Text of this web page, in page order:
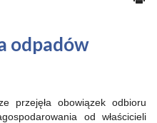
odpadów
przejęła obowiązek odbioru
od właścicieli